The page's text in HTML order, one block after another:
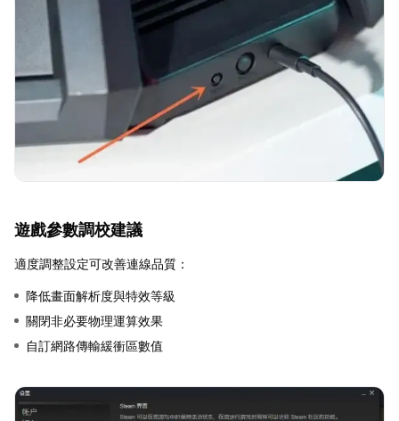
遊戲參數調校建議
適度調整設定可改善連線品質：
降低畫面解析度與特效等級
關閉非必要物理運算效果
自訂網路傳輸緩衝區數值